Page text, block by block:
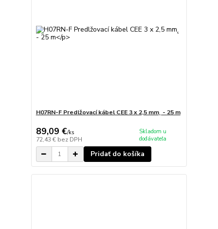
H07RN-F Predlžovací kábel CEE 3 x 2,5 mm˛ - 25 m
89,09 €/ks
72,43 € bez DPH
Skladom u
dodávateľa
Pridať do košíka